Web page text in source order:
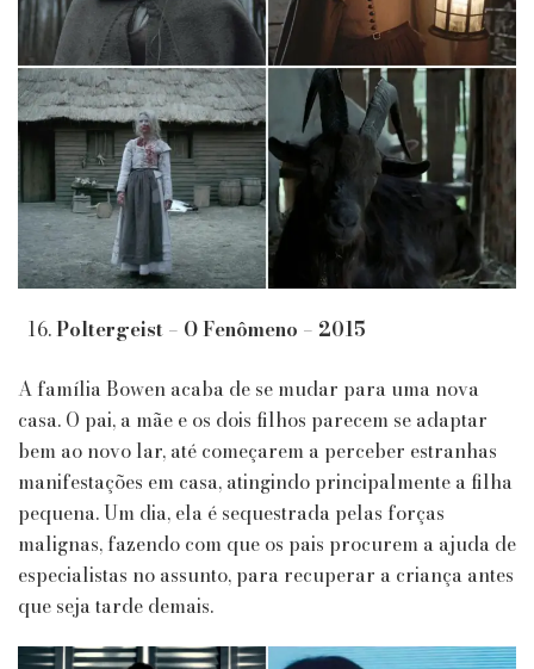
Poltergeist – O Fenômeno – 2015
A família Bowen acaba de se mudar para uma nova
casa. O pai, a mãe e os dois filhos parecem se adaptar
bem ao novo lar, até começarem a perceber estranhas
manifestações em casa, atingindo principalmente a filha
pequena. Um dia, ela é sequestrada pelas forças
malignas, fazendo com que os pais procurem a ajuda de
especialistas no assunto, para recuperar a criança antes
que seja tarde demais.